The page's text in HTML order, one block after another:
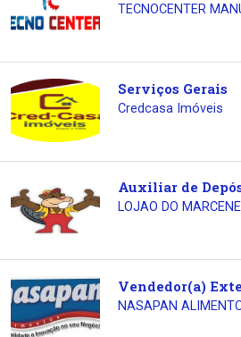
TECNOCENTER
Serviços Gerais
Credcasa Imóveis
Auxiliar de
LOJAO DO
Vendedor(a)
NASAPAN